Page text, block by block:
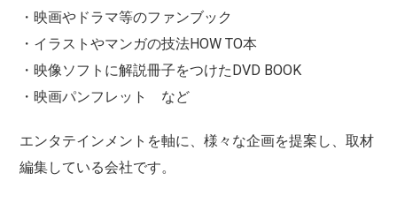
・映画やドラマ等のファンブック
・イラストやマンガの技法HOW TO本
・映像ソフトに解説冊子をつけたDVD BOOK
・映画パンフレット など
エンタテインメントを軸に、様々な企画を提案し、取材
編集している会社です。